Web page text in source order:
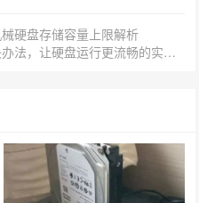
硬盘存储容量上限解析
下一篇：机械硬盘卡顿原因及解决办法，让硬盘运行更流畅的实用技巧